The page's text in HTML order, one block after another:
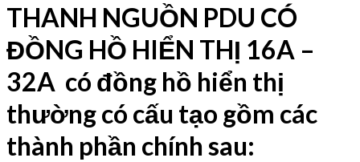
THANH NGUỒN PDU CÓ
ĐỒNG HỒ HIỂN THỊ 16A –
32A có đồng hồ hiển thị
thường có cấu tạo gồm các
thành phần chính sau: